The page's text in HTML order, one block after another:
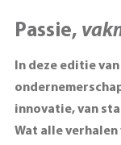
Passie,
In deze editie
innovatie, van
Wat alle